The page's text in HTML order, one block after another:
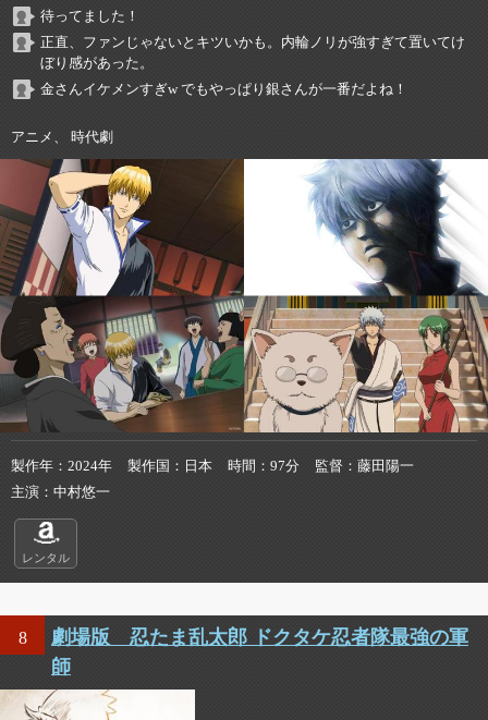
待ってました！
正直、ファンじゃないとキツいかも。内輪ノリが強すぎて置いてけ
ぼり感があった。
金さんイケメンすぎw でもやっぱり銀さんが一番だよね！
アニメ、 時代劇
製作年 2024年 製作国 日本 時間 97分 監督
藤田陽一
主演
中村悠一
レンタル
8
劇場版 忍たま乱太郎 ドクタケ忍者隊最強の軍
師